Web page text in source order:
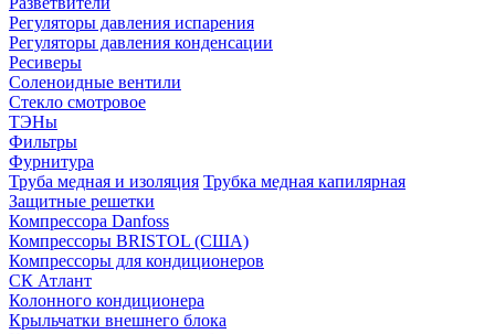
Регуляторы давления испарения
Регуляторы давления конденсации
Ресиверы
Соленоидные вентили
Стекло смотровое
ТЭНы
Фильтры
Фурнитура
Труба медная и изоляция Трубка медная капилярная
Защитные решетки
Компрессора Danfoss
Компрессоры BRISTOL (США)
Компрессоры для кондиционеров
СК Атлант
Колонного кондиционера
Крыльчатки внешнего блока